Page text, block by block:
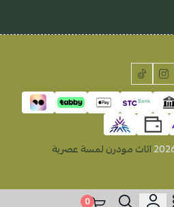
اثاث مودرن لمسة عصرية
0